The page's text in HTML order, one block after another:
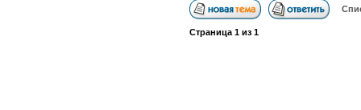
Страница 1из 1